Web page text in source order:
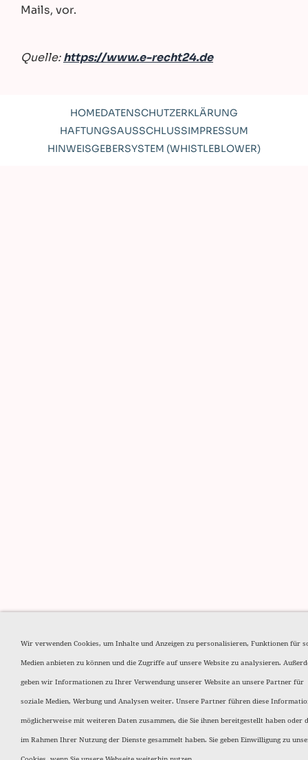
Mails, vor.
Quelle:https://www.e-recht24.de
HOMEDATENSCHUTZERKLÄRUNG
HAFTUNGSAUSSCHLUSSIMPRESSUM
HINWEISGEBERSYSTEM (WHISTLEBLOWER)
Wir verwenden Cookies, um Inhalte und Anzeigen zu personalisieren, Funktionen für
Medien anbieten zu können und die Zugriffe auf unsere Website zu analysieren.
geben wir Informationen zu Ihrer Verwendung unserer Website an unsere Partner für
soziale Medien, Werbung und Analysen weiter. Unsere Partner führen diese
möglicherweise mit weiteren Daten zusammen, die Sie ihnen bereitgestellt haben oder
im Rahmen Ihrer Nutzung der Dienste gesammelt haben. Sie geben Einwilligung zu